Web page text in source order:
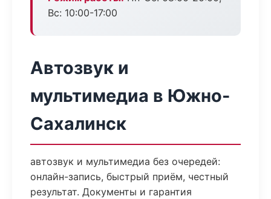
Вс: 10:00-17:00
Автозвук и
мультимедиа в Южно-
Сахалинск
автозвук и мультимедиа без очередей:
онлайн-запись, быстрый приём, честный
результат. Документы и гарантия